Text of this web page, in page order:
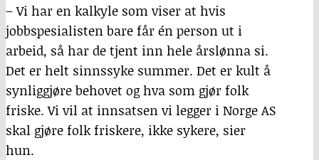
– Vi har en kalkyle som viser at hvis
jobbspesialisten bare får én person ut i
arbeid, så har de tjent inn hele årslønna si.
Det er helt sinnssyke summer. Det er kult å
synliggjøre behovet og hva som gjør folk
friske. Vi vil at innsatsen vi legger i Norge AS
skal gjøre folk friskere, ikke sykere, sier
hun.